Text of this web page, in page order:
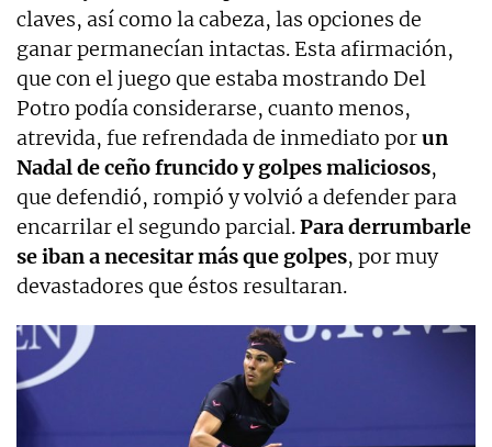
claves, así como la cabeza, las opciones de
ganar permanecían intactas. Esta afirmación,
que con el juego que estaba mostrando Del
Potro podía considerarse, cuanto menos,
atrevida, fue refrendada de inmediato porun
Nadal de ceño fruncido y golpes maliciosos,
que defendió, rompió y volvió a defender para
encarrilar el segundo parcial.Para derrumbarle
se iban a necesitar más que golpes, por muy
devastadores que éstos resultaran.